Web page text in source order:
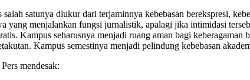
satunya diukur dari terjaminnya kebebasan berekspresi,
yang menjalankan fungsi jurnalistik, apalagi jika intimidasi
Kampus seharusnya menjadi ruang aman bagi
Kampus semestinya menjadi pelindung kebebasan
mendesak: